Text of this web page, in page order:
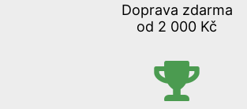
Doprava zdarma
od 2 000 Kč